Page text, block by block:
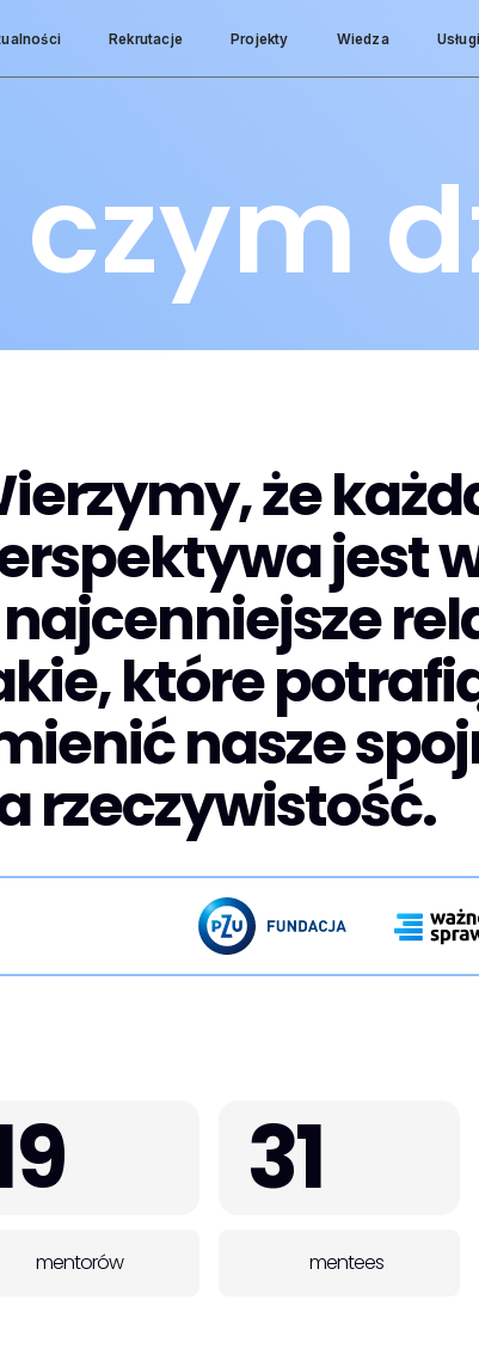
Rekrutacje Projekty Wiedza
że
jest
które
nasze
rzeczywistość.
mentorów
31
mentees